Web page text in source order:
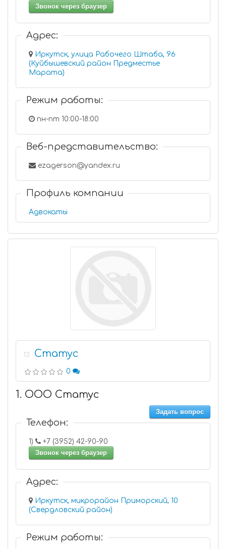
Звонок через браузер
Адрес:
Иркутск, улица Рабочего Штаба, 96
(Куйбышевский район Предместье
Марата)
Режим работы:
пн-пт 10:00-18:00
Веб-представительство:
ezagerson@yandex.ru
Профиль компании
Адвокаты
13 Статус
0
1. ООО Статус
Задать вопрос
Телефон:
1)
+7 (3952) 42-90-90
Звонок через браузер
Адрес:
Иркутск, микрорайон Приморский, 10
(Свердловский район)
Режим работы: